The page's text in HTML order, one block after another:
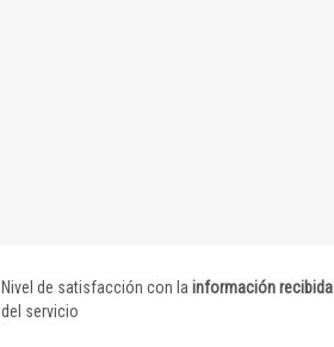
Nivel de satisfacción con la información recibida
del servicio